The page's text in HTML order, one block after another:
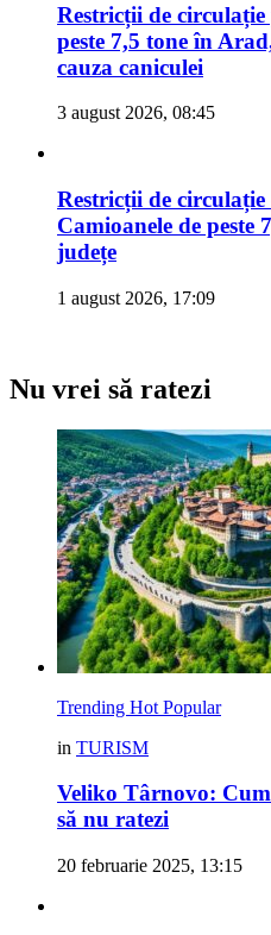
Restricții de
peste 7,5 tone în
cauza caniculei
3 august 2026, 08:45
Restricții de
Camioanele de peste
județe
1 august 2026, 17:09
Nu vrei să ratezi
Trending Hot Popular
in TURISM
Veliko Târnovo:
să nu ratezi
20 februarie 2025, 13:15